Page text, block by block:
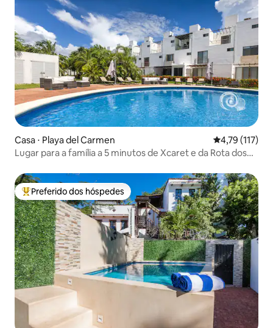
Casa ⋅ Playa del Carmen 4,79 de uma
4,79 (117)
Lugar para a família a 5 minutos de Xcaret e da Rota dos
Entre os melhores preferidos dos hóspedes
Preferido dos hóspedes